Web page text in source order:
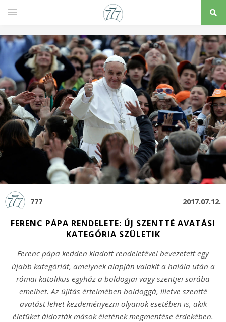
777 2017.07.12.
FERENC PÁPA RENDELETE: ÚJ SZENTTÉ AVATÁSI
KATEGÓRIA SZÜLETIK
Ferenc pápa kedden kiadott rendeletével bevezetett egy
újabb kategóriát, amelynek alapján valakit a halála után a
római katolikus egyház a boldogjai vagy szentjei sorába
emelhet. Az újítás értelmében boldoggá, illetve szentté
avatást lehet kezdeményezni olyanok esetében is, akik
életüket áldozták mások életének megmentése érdekében.